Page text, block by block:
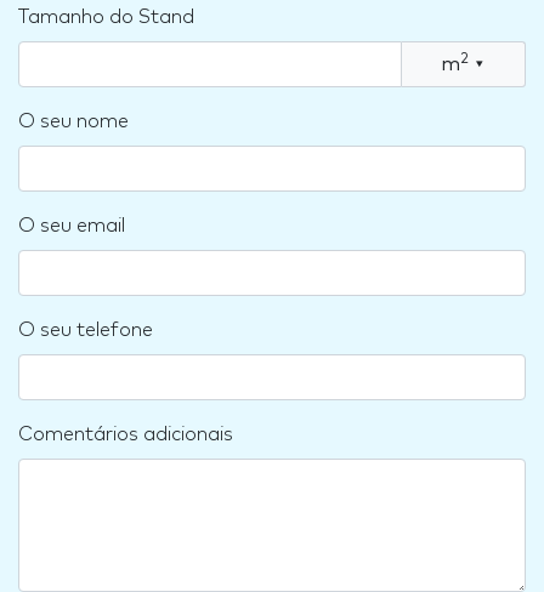
Tamanho do Stand
m2 ▾
O seu nome
O seu email
O seu telefone
Comentários adicionais